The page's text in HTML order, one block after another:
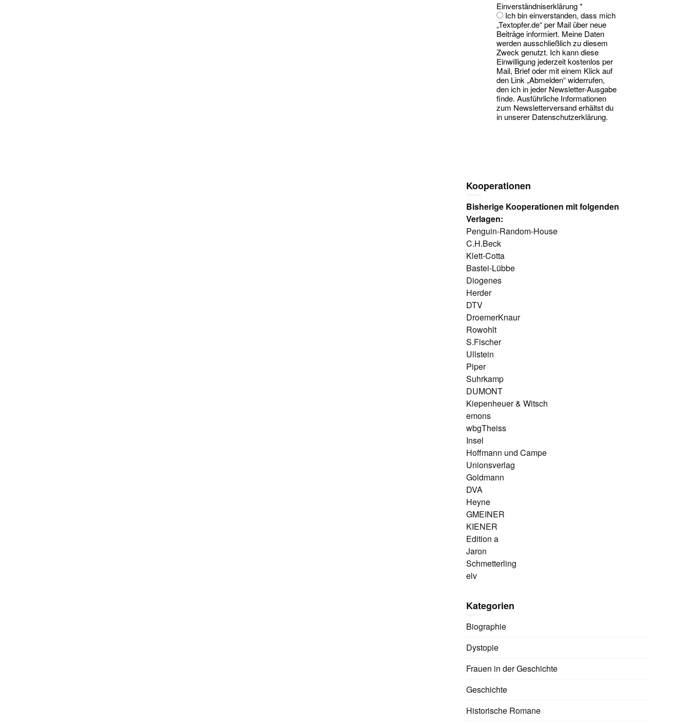
Einverständniserklärung*
Ich bin einverstanden, dass mich
„Textopfer.de“ per Mail über neue
Beiträge informiert. Meine Daten
werden ausschließlich zu diesem
Zweck genutzt. Ich kann diese
Einwilligung jederzeit kostenlos per
Mail, Brief oder mit einem Klick auf
den Link „Abmelden“ widerrufen,
den ich in jeder Newsletter-Ausgabe
finde. Ausführliche Informationen
zum Newsletterversand erhältst du
in unserer Datenschutzerklärung.
Kooperationen
Bisherige Kooperationen mit folgenden
Verlagen:
Penguin-Random-House
C.H.Beck
Klett-Cotta
Bastei-Lübbe
Diogenes
Herder
DTV
DroemerKnaur
Rowohlt
S.Fischer
Ullstein
Piper
Suhrkamp
DUMONT
Kiepenheuer & Witsch
emons
wbgTheiss
Insel
Hoffmann und Campe
Unionsverlag
Goldmann
DVA
Heyne
GMEINER
KIENER
Edition a
Jaron
Schmetterling
elv
Kategorien
Biographie
Dystopie
Frauen in der Geschichte
Geschichte
Historische Romane